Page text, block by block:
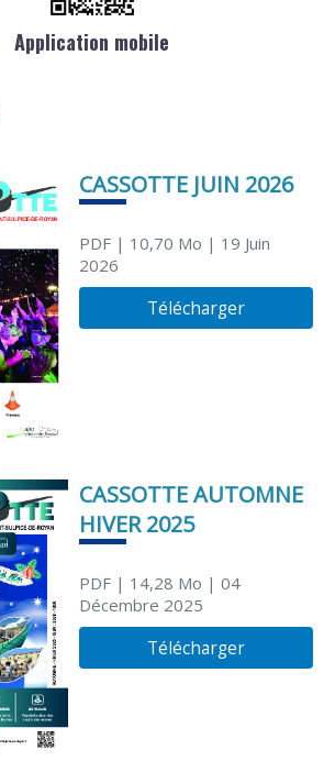
Application mobile
CASSOTTE JUIN 2026
PDF| 10,70 Mo | 19 Juin
2026
Télécharger
CASSOTTE AUTOMNE
HIVER 2025
PDF| 14,28 Mo | 04
Décembre 2025
Télécharger